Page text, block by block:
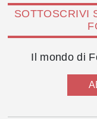
SOTTOSCRIVI
Il mondo di